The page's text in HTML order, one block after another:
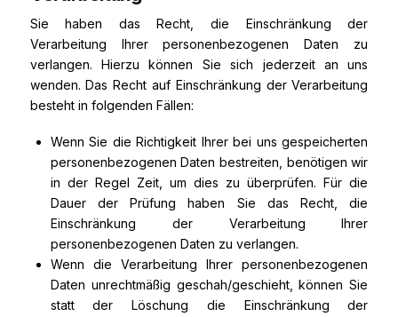
Sie haben das Recht, die Einschränkung der
Verarbeitung Ihrer personenbezogenen Daten zu
verlangen. Hierzu können Sie sich jederzeit an uns
wenden. Das Recht auf Einschränkung der Verarbeitung
besteht in folgenden Fällen:
Wenn Sie die Richtigkeit Ihrer bei uns gespeicherten
personenbezogenen Daten bestreiten, benötigen wir
in der Regel Zeit, um dies zu überprüfen. Für die
Dauer der Prüfung haben Sie das Recht, die
Einschränkung der Verarbeitung Ihrer
personenbezogenen Daten zu verlangen.
Wenn die Verarbeitung Ihrer personenbezogenen
Daten unrechtmäßig geschah/geschieht, können Sie
statt der Löschung die Einschränkung der